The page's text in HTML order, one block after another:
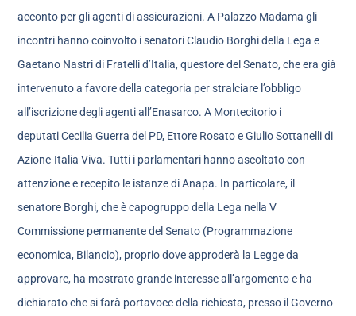
acconto per gli agenti di assicurazioni. A Palazzo Madama gli
incontri hanno coinvolto i senatori Claudio Borghi della Lega e
Gaetano Nastri di Fratelli d’Italia, questore del Senato, che era già
intervenuto a favore della categoria per stralciare l’obbligo
all’iscrizione degli agenti all’Enasarco. A Montecitorio i
deputati Cecilia Guerra del PD, Ettore Rosato e Giulio Sottanelli di
Azione-Italia Viva. Tutti i parlamentari hanno ascoltato con
attenzione e recepito le istanze di Anapa. In particolare, il
senatore Borghi, che è capogruppo della Lega nella V
Commissione permanente del Senato (Programmazione
economica, Bilancio), proprio dove approderà la Legge da
approvare, ha mostrato grande interesse all’argomento e ha
dichiarato che si farà portavoce della richiesta, presso il Governo